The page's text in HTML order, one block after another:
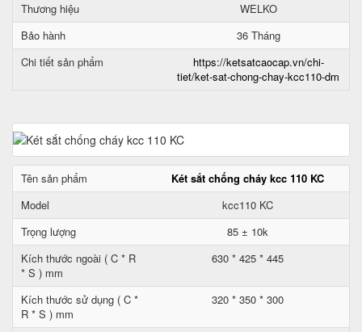
Thương hiệu
WELKO
Bảo hành
36 Tháng
Chi tiết sản phẩm
https://ketsatcaocap.vn/chi-
tiet/ket-sat-chong-chay-kcc110-dm
Tên sản phẩm
Két sắt chống cháy kcc 110 KC
Model
kcc110 KC
Trọng lượng
85 ± 10k
Kích thước ngoài ( C * R
* S ) mm
630 * 425 * 445
Kích thước sử dụng ( C *
R * S ) mm
320 * 350 * 300